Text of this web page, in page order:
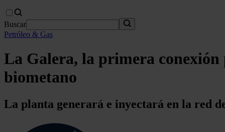
Buscar
Petróleo & Gas
La Galera, la primera conexión
biometano
La planta generará e inyectará en la red